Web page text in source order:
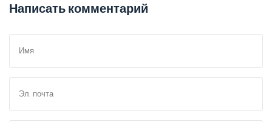
Написать комментарий